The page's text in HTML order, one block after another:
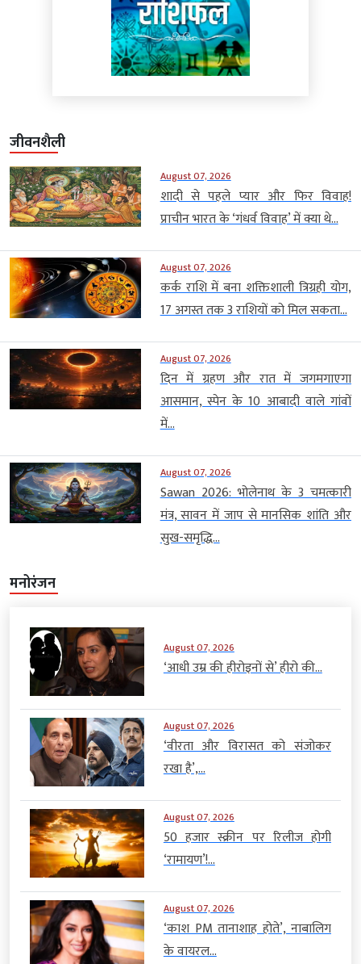
जीवनशैली
August 07, 2026
शादी से पहले प्यार और फिर विवाह!
प्राचीन भारत के ‘गंधर्व विवाह’ में क्या थे...
August 07, 2026
कर्क राशि में बना शक्तिशाली त्रिग्रही योग,
17 अगस्त तक 3 राशियों को मिल सकता...
August 07, 2026
दिन में ग्रहण और रात में जगमगाएगा
आसमान, स्पेन के 10 आबादी वाले गांवों
में...
August 07, 2026
Sawan 2026: भोलेनाथ के 3 चमत्कारी
मंत्र, सावन में जाप से मानसिक शांति और
सुख-समृद्धि...
मनोरंजन
August 07, 2026
‘आधी उम्र की हीरोइनों से’ हीरो की...
August 07, 2026
‘वीरता और विरासत को संजोकर
रखा है’,...
August 07, 2026
50 हजार स्क्रीन पर रिलीज होगी
‘रामायण’!...
August 07, 2026
‘काश PM तानाशाह होते’, नाबालिग
के वायरल...